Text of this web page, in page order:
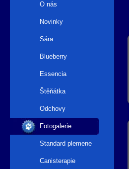
O nás
Novinky
Sára
Blueberry
Essencia
Štěňátka
Odchovy
Fotogalerie
Standard plemene
Canisterapie